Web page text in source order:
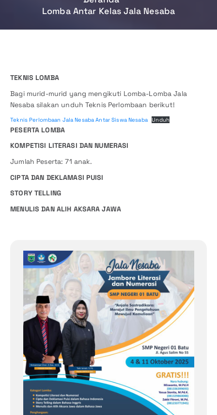
Lomba Antar Kelas Jala Nesaba
TEKNIS LOMBA
Bagi murid-murid yang mengikuti Lomba-Lomba Jala
Nesaba silakan unduh Teknis Perlombaan berikut!
Teknis Perlombaan Jala Nesaba Antar Siswa Nesaba Unduh
PESERTA LOMBA
KOMPETISI LITERASI DAN NUMERASI
Jumlah Peserta: 71 anak.
CIPTA DAN DEKLAMASI PUISI
STORY TELLING
MENULIS DAN ALIH AKSARA JAWA